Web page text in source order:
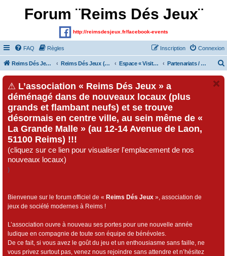
Forum ¨Reims Dés Jeux¨
http://reimsdesjeux.fr/facebook-events
FAQ Règles Connexion
Inscription
Reims Dés Jeux (Site) Reims Dés Jeux (Forum) Espace « Visiteurs » et inscrits au forum Partenariats / Collaborations
⚠ L’association « Reims Dés Jeux » a
déménagé dans de nouveaux locaux (plus
grands et flambant neufs) et se trouve
désormais en centre ville, au sein même de «
La Grande Malle » (au 12-14 Avenue de Laon,
51100 Reims) !!!
(cliquez sur ce lien pour visualiser l'emplacement de nos
nouveaux locaux)
)
Bienvenue sur le forum officiel de « Reims Dés Jeux », association de
jeux de société modernes à Reims !
L’association ouvre à nouveau ses portes pour une nouvelle année
ludique en compagnie de toute son équipe de bénévoles.
De ce fait, si vous avez le goût du jeu et un enthousiasme sans faille, ne
vous privez surtout pas, venez nous rejoindre sans attendre et n’hésitez